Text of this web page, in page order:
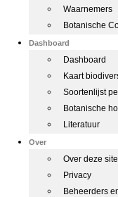
Waarnemers
Botanische
Dashboard
Dashboard
Kaart
Soortenlijst
Botanische
Literatuur
Over
Over deze site
Privacy
Beheerders